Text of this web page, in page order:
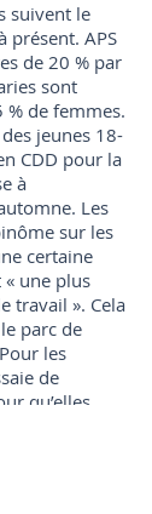
suivent le
présent. APS
de 20 % par
sont
% de femmes.
jeunes 18-
CDD pour la
à
Les
sur les
certaine
« une plus
travail ». Cela
parc de
les
de
qu’elles